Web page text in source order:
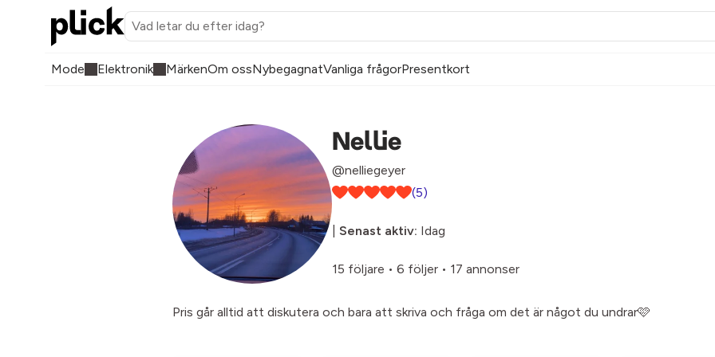
Mode Elektronik MärkenOm ossNybegagnatVanliga frågorPresentkort
Nellie
@nelliegeyer
(5)
Senast aktiv: Idag
15 följare • 6 följer • 17 annonser
Pris går alltid att diskutera och bara att skriva och fråga om det är något du undrar🩷